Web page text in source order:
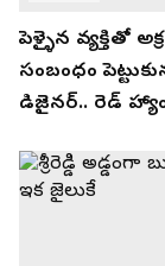
పెళ్ళైన వ్యక్తితో
సంబంధం
డిజైనర్.. రెడ్